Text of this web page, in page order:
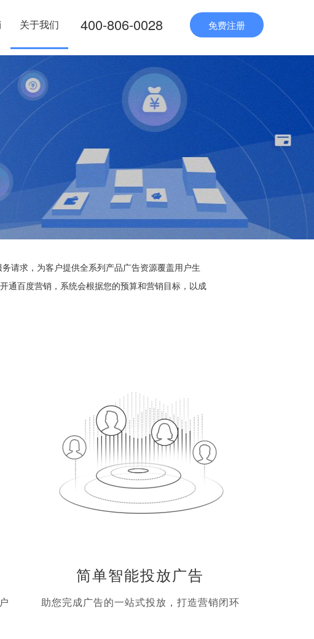
关于我们 400-806-0028 免费注册
请求，为客户提供全系列产品广告资源覆盖用户生
通百度营销，系统会根据您的预算和营销目标，以成
简单智能投放广告
助您完成广告的一站式投放，打造营销闭环